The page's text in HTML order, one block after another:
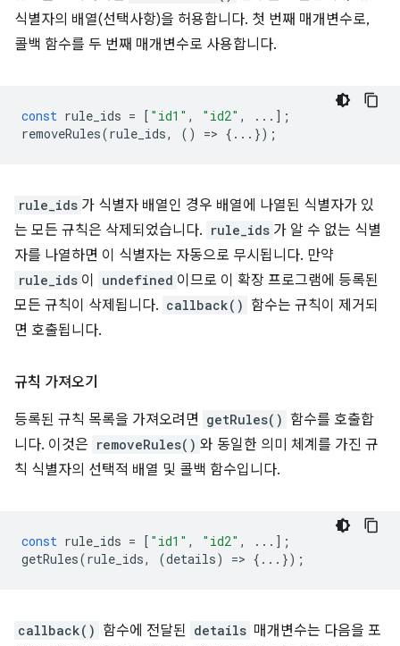
식별자의 배열(선택사항)을 허용합니다. 첫 번째 매개변수로,
콜백 함수를 두 번째 매개변수로 사용합니다.
const rule_ids = [ "id1" , "id2" ,
...];
removeRules(rule_ids, () => {...});
rule_ids 가 식별자 배열인 경우 배열에 나열된 식별자가 있
는 모든 규칙은 삭제되었습니다. rule_ids 가 알 수 없는 식별
자를 나열하면 이 식별자는 자동으로 무시됩니다. 만약
rule_ids 이 undefined 이므로 이 확장 프로그램에 등록된
모든 규칙이 삭제됩니다. callback() 함수는 규칙이 제거되
면 호출됩니다.
규칙 가져오기
등록된 규칙 목록을 가져오려면 getRules() 함수를 호출합
니다. 이것은 removeRules() 와 동일한 의미 체계를 가진 규
칙 식별자의 선택적 배열 및 콜백 함수입니다.
const rule_ids = [ "id1" , "id2" ,
...];
getRules(rule_ids, (details) => {...});
callback() 함수에 전달된 details 매개변수는 다음을 포